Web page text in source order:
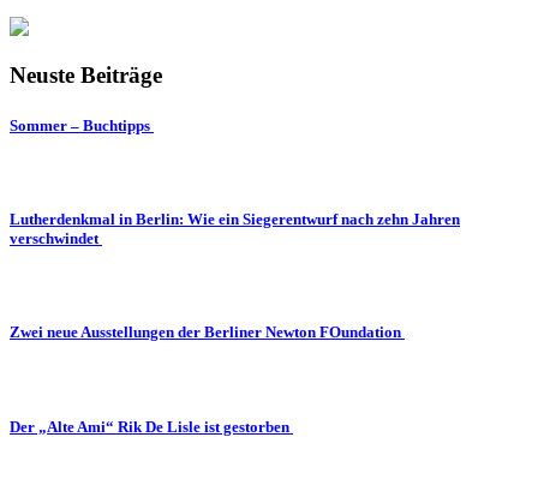
Neuste Beiträge
Sommer – Buchtipps
Lutherdenkmal in Berlin: Wie ein Siegerentwurf nach zehn Jahren
verschwindet
Zwei neue Ausstellungen der Berliner Newton FOundation
Der „Alte Ami“ Rik De Lisle ist gestorben